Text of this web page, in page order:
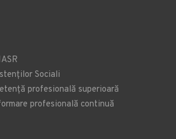
Sociali
profesională superioară
profesională continuă